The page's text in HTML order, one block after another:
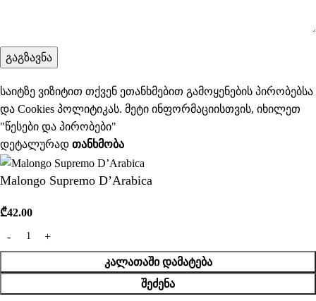
საიტზე ვიზიტით თქვენ ეთანხმებით გამოყენების პირობებსა
და Cookies პოლიტიკას. მეტი ინფორმაციისთვის, იხილეთ
"წესები და პირობები"
დეტალურად ᲗᲐᲜᲮᲛᲝᲑᲐ
Malongo Supremo D’Arabica
₾42.00
ᲙᲐᲚᲐᲗᲐᲨᲘ ᲓᲐᲛᲐᲢᲔᲑᲐ
ᲨᲔᲫᲔᲜᲐ